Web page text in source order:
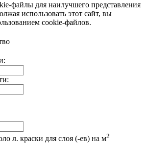
файлы для наилучшего представления
использовать этот сайт, вы
cookie-файлов.
л. краски для слоя (-ев) на м2